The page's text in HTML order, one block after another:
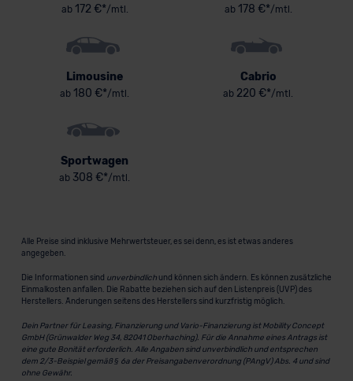
ab172 €*/mtl. ab178 €*/mtl.
Limousine
ab 180 €*/mtl.
Cabrio
ab 220 €*/mtl.
Sportwagen
ab 308 €*/mtl.
Alle Preise sind inklusive Mehrwertsteuer, es sei denn, es ist etwas anderes
angegeben.
Die Informationen sind unverbindlichund können sich ändern. Es können zusätzliche
Einmalkosten anfallen. Die Rabatte beziehen sich auf den Listenpreis (UVP) des
Herstellers. Änderungen seitens des Herstellers sind kurzfristig möglich.
Dein Partner für Leasing, Finanzierung und Vario-Finanzierung ist Mobility Concept
GmbH (Grünwalder Weg 34, 82041 Oberhaching). Für die Annahme eines Antrags ist
eine gute Bonität erforderlich. Alle Angaben sind unverbindlich und entsprechen
dem 2/3-Beispiel gemäß § 6a der Preisangabenverordnung (PAngV) Abs. 4 und sind
ohne Gewähr.